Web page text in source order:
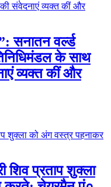
सनातन वर्ल्ड
के साथ
व्यक्त कीं और
शिव प्रताप शुक्ला